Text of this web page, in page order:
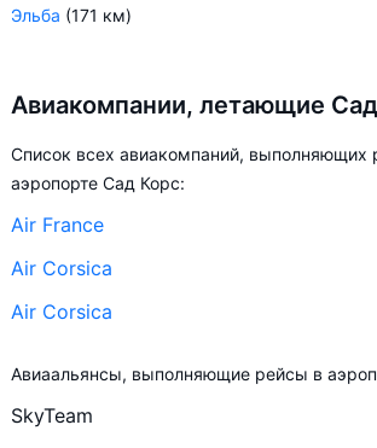
Эльба (171 км)
Авиакомпании, летающие
Список всех авиакомпаний, выполняющих
аэропорте Сад Корс:
Air France
Air Corsica
Air Corsica
Авиаальянсы, выполняющие рейсы в
SkyTeam